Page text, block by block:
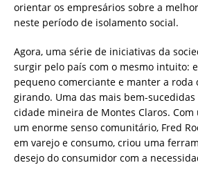
orientar os empresários sobre a
neste período de isolamento social.
Agora, uma série de iniciativas da
surgir pelo país com o mesmo intuito:
pequeno comerciante e manter a roda
girando. Uma das mais bem-
cidade mineira de Montes Claros.
um enorme senso comunitário, Fred
em varejo e consumo, criou uma
desejo do consumidor com a